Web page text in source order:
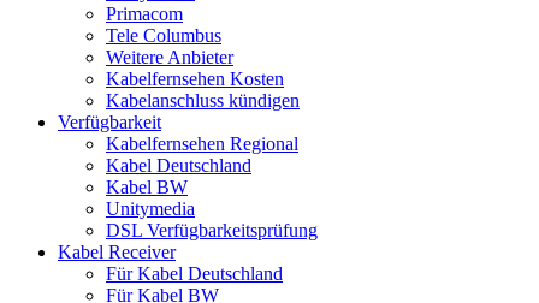
Primacom
Tele Columbus
Weitere Anbieter
Kabelfernsehen Kosten
Kabelanschluss kündigen
Verfügbarkeit
Kabelfernsehen Regional
Kabel Deutschland
Kabel BW
Unitymedia
DSL Verfügbarkeitsprüfung
Kabel Receiver
Für Kabel Deutschland
Für Kabel BW